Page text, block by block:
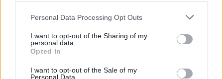
Personal Data Processing Opt Outs
I want to opt-out of the Sharing of my
personal data.
Opted In
I want to opt-out of the Sale of my
Personal Data.
fejlesztésben és gyártásban készítjük el, első- és
hátsókerék-hajtású kivitelben egyaránt elérhető lesz. Az
innovatív, skálázható 7 az 1-ben teljesítményelektronikával
mint az előző generáció.”